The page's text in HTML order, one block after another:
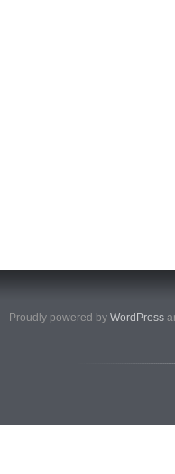
Proudly powered by WordPress